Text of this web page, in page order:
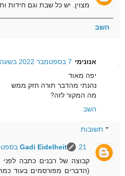
מצוין. יש כל שבת וגם חידות
השב
אנונימי 7 בספטמבר 2022 בשעה 22:41
יפה מאוד
נהנתי מהדבר תורה חזק ממש
מה המקור לזה?
השב
תשובות
Gadi Eidelheit
21 בספטמבר 2022 בשעה 9:53
קבוצה של רבנים כתבה
(הדברים מפורסמים בעוד